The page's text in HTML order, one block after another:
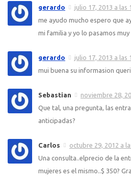
gerardo
julio 17, 2013 a las
me ayudo mucho espero que
mi familia y yo lo pasamos muy
gerardo
julio 17, 2013 a las
mui buena su informasion
Sebastian
noviembre 28,
Que tal, una pregunta, las
anticipadas?
Carlos
octubre 29, 2012 a
Una consulta..elprecio de la
mujeres es el mismo..$ 350?